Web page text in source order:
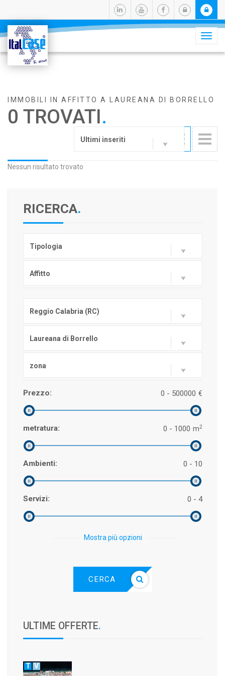
IMMOBILI IN AFFITTO A LAUREANA DI BORRELLO
0 TROVATI.
Ultimi inseriti
Nessun risultato trovato
RICERCA.
Tipologia
Affitto
Reggio Calabria (RC)
Laureana di Borrello
zona
Prezzo: €
0 - 500000
metratura: m2
0 - 1000
Ambienti: 0 - 10
Servizi: 0 - 4
Mostra più opzioni
CERCA
ULTIME OFFERTE.
T V